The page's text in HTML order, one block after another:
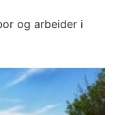
og arbeider i